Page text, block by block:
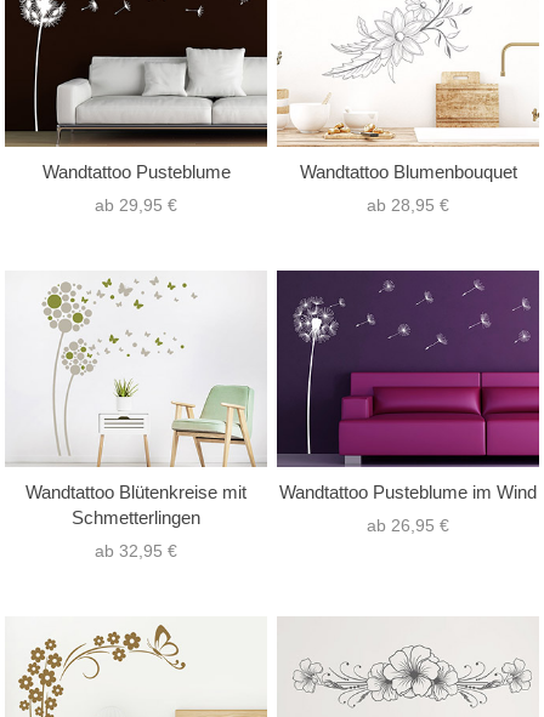
Wandtattoo Pusteblume
ab 29,95 €
Wandtattoo Blumenbouquet
ab 28,95 €
Wandtattoo Blütenkreise mit
Schmetterlingen
ab 32,95 €
Wandtattoo Pusteblume im Wind
ab 26,95 €